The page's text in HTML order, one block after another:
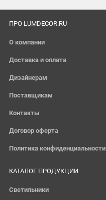
ПРО LUMDECOR.RU
О компании
Доставка и оплата
Дизайнерам
Поставщикам
Контакты
Договор оферта
Политика конфиденциальности
КАТАЛОГ ПРОДУКЦИИ
Светильники